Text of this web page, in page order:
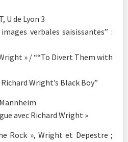
U de Lyon 3
verbales saisissantes” :
» / ““To Divert Them with
Wright’s Black Boy”
avec Richard Wright »
Rock », Wright et Depestre ;